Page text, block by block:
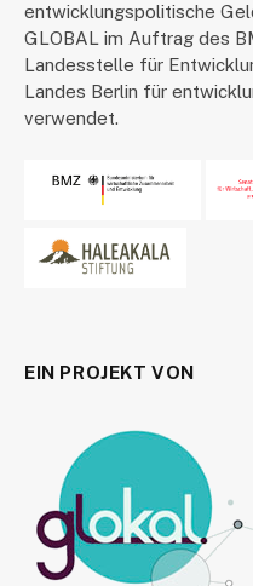
entwicklungspolitische
GLOBAL im Auftrag des
Landesstelle für
Landes Berlin für
verwendet.
EIN PROJEKT VON